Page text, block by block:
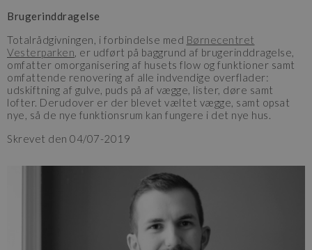
Brugerinddragelse
Totalrådgivningen, i forbindelse med Børnecentret
Vesterparken , er udført på baggrund af brugerinddragelse,
omfatter omorganisering af husets flow og funktioner samt
omfattende renovering af alle indvendige overflader:
udskiftning af gulve, puds på af vægge, lister, døre samt
lofter. Derudover er der blevet væltet vægge, samt opsat
nye, så de nye funktionsrum kan fungere i det nye hus.
Skrevet den 04/07-2019